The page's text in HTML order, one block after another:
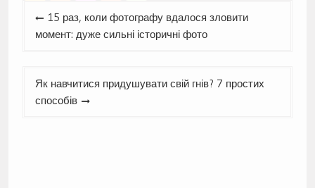
Навігація
записів
15 раз, коли фотографу вдалося зловити
момент: дуже сильні історичні фото
Як навчитися придушувати свій гнів? 7 простих
способів